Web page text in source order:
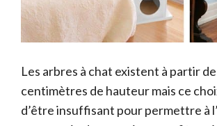
Les arbres à chat existent à partir
centimètres de hauteur mais ce
d’être insuffisant pour permettre à